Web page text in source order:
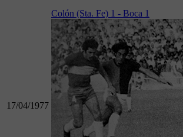
17/04/1977
Colón (Sta. Fe) 1 - Boca 1